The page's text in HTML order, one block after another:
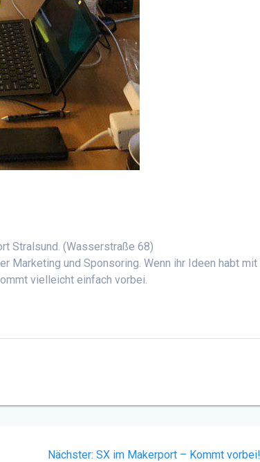
Stralsund. (Wasserstraße 68)
Marketing und Sponsoring. Wenn ihr Ideen habt mit
vielleicht einfach vorbei.
Nächster: Nächster
SX im Makerport – Kommt